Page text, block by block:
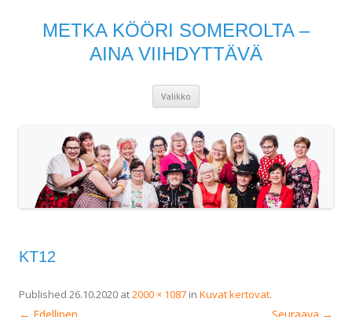
METKA KÖÖRI SOMEROLTA –
AINA VIIHDYTTÄVÄ
Valikko
KT12
Published 26.10.2020 at2000 × 1087 in Kuvat kertovat.